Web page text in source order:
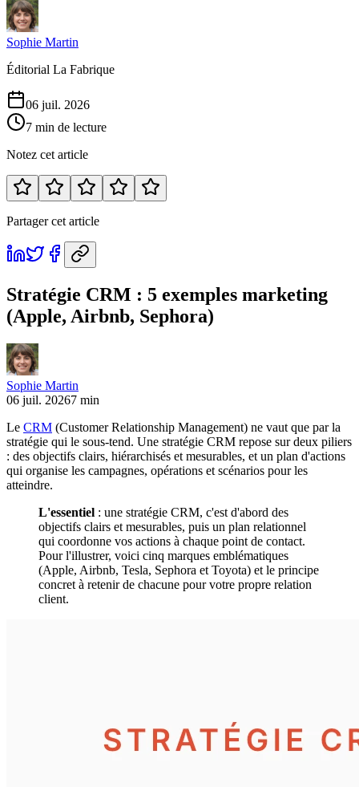
Sophie Martin
Éditorial La Fabrique
06 juil. 2026
7 min de lecture
Notez cet article
Partager cet article
Stratégie CRM : 5 exemples marketing
(Apple, Airbnb, Sephora)
Sophie Martin
06 juil. 20267 min
Le CRM (Customer Relationship Management) ne vaut que par la
stratégie qui le sous-tend. Une stratégie CRM repose sur deux piliers
: des objectifs clairs, hiérarchisés et mesurables, et un plan d'actions
qui organise les campagnes, opérations et scénarios pour les
atteindre.
L'essentiel : une stratégie CRM, c'est d'abord des
objectifs clairs et mesurables, puis un plan relationnel
qui coordonne vos actions à chaque point de contact.
Pour l'illustrer, voici cinq marques emblématiques
(Apple, Airbnb, Tesla, Sephora et Toyota) et le principe
concret à retenir de chacune pour votre propre relation
client.